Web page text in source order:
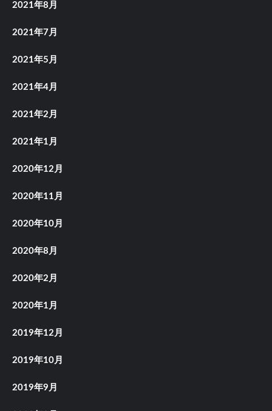
2021年8月
2021年7月
2021年5月
2021年4月
2021年2月
2021年1月
2020年12月
2020年11月
2020年10月
2020年8月
2020年2月
2020年1月
2019年12月
2019年10月
2019年9月